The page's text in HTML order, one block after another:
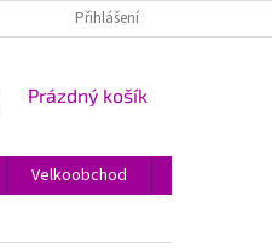
OBCHODNÍ PODMÍNKY
Přihlášení
NÁKUPNÍ
Prázdný košík
Velkoobchod